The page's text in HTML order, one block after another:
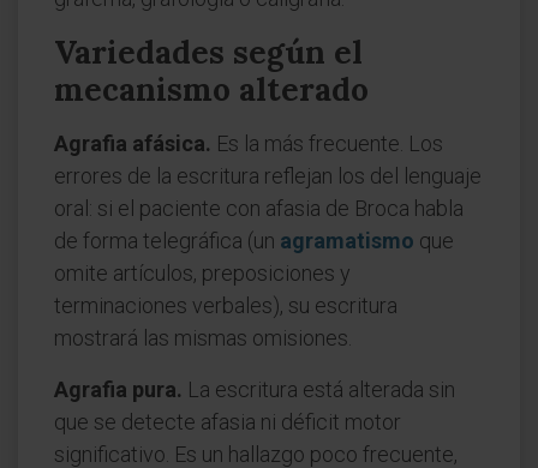
Variedades según el
mecanismo alterado
Agrafia afásica. Es la más frecuente. Los
errores de la escritura reflejan los del lenguaje
oral: si el paciente con afasia de Broca habla
de forma telegráfica (un agramatismo que
omite artículos, preposiciones y
terminaciones verbales), su escritura
mostrará las mismas omisiones.
Agrafia pura. La escritura está alterada sin
que se detecte afasia ni déficit motor
significativo. Es un hallazgo poco frecuente,